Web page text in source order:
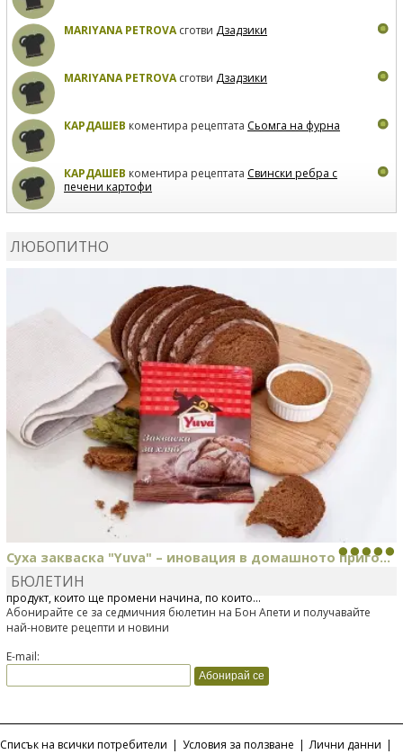
MARIYANA PETROVAсготви Дзадзики
MARIYANA PETROVAсготви Дзадзики
КАРДАШЕВ коментира рецептата Сьомга на фурна
КАРДАШЕВ коментира рецептата Свински ребра с
печени картофи
ЛЮБОПИТНО
Суха закваска "Yuva" – иновация в домашното приго...
Отскоро Лесафр България стартира предлагането на изцяло нов
продукт, който ще промени начина, по който...
БЮЛЕТИН
Абонирайте се за седмичния бюлетин на Бон Апети и получавайте
най-новите рецепти и новини
E-mail:
Списък на всички потребители | Условия за ползване | Лични данни |